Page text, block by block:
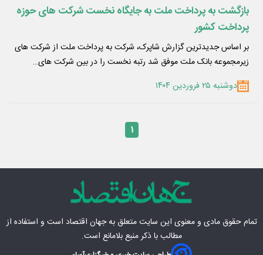
بازگشت به پرداخت ملت به جایگاه نخست شرکت های حوزه
پرداخت کشور
بر اساس جدیدترین گزارش شاپرک، شرکت به پرداخت ملت از شرکت های
زیرمجموعه بانک ملت موفق شد رتبه نخست را در بین شرکت های…
دوشنبه ۲۵ فروردین ۱۴۰۴
۱
تمام حقوق مادی‌ و معنوی این سایت متعلق بهجهان اقتصاد است و استفاده از
مطالب با ذکر منبع بلامانع است.